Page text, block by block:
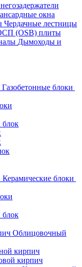
окна
Чердачные лестницы
(OSB) плиты
Дымоходы и
Газобетонные блоки
блок
Керамические блоки
блок
Облицовочный
кирпич
кирпич